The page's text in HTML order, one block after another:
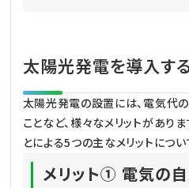
太陽光発電を導入す
太陽光発電の設置には、電気代
ことなど、様々なメリットがあり
とによる5つの主なメリットについ
メリット① 電気の